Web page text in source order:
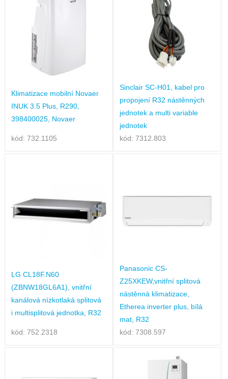
Klimatizace mobilní Novaer
INUK 3.5 Plus, R290,
398400025, Novaer
kód: 732.1105
Sinclair SC-H01, kabel pro
propojení R32 nástěnných
jednotek a multi variable
jednotek
kód: 7312.803
LG CL18F.N60
(ZBNW18GL6A1), vnitřní
kanálová nízkotlaká splitová
i multisplitová jednotka, R32
kód: 752.2318
Panasonic CS-
Z25XKEW,vnitřní splitová
nástěnná klimatizace,
Etherea inverter plus, bílá
mat, R32
kód: 7308.597